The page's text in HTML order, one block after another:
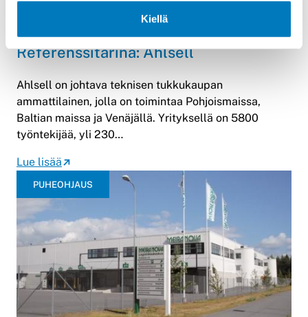
Kiellä
Referenssitarina: Ahlsell
Ahlsell on johtava teknisen tukkukaupan
ammattilainen, jolla on toimintaa Pohjoismaissa,
Baltian maissa ja Venäjällä. Yrityksellä on 5800
työntekijää, yli 230…
Lue lisää
PUHEOHJAUS